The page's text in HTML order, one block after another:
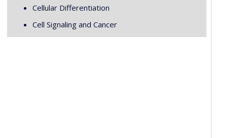
Cellular Differentiation
Cell Signaling and Cancer